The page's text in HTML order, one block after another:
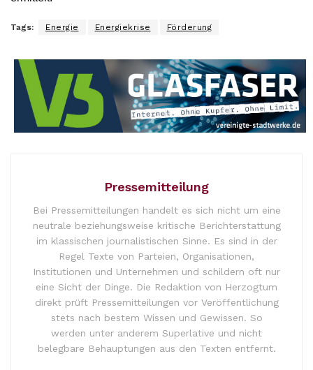
Tags: Energie Energiekrise Förderung
Pressemitteilung
Bei Pressemitteilungen handelt es sich nicht um eine
neutrale beziehungsweise kritische Berichterstattung
im klassischen journalistischen Sinne. Es sind in der
Regel Texte von Parteien, Organisationen,
Institutionen und Unternehmen und schildern oft nur
eine Sicht der Dinge. Die Redaktion von Herzogtum
direkt prüft Pressemitteilungen vor Veröffentlichung
stets nach bestem Wissen und Gewissen. So
werden unter anderem Superlative und nicht
belegbare Behauptungen aus den Texten entfernt.